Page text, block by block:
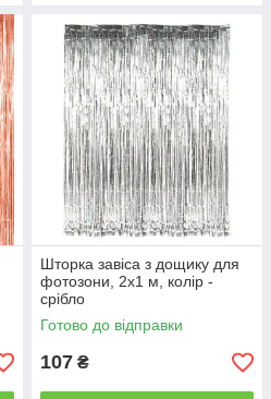
Шторка завіса з дощику для
фотозони, 2х1 м, колір -
срібло
Готово до відправки
107 ₴